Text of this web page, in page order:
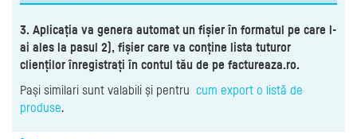
3. Aplicația va genera automat un fișier în formatul pe care l-
ai ales la pasul 2), fișier care va conține lista tuturor
clienților înregistrați în contul tău de pe factureaza.ro.
Pași similari sunt valabili și pentru cum export o listă de
produse.